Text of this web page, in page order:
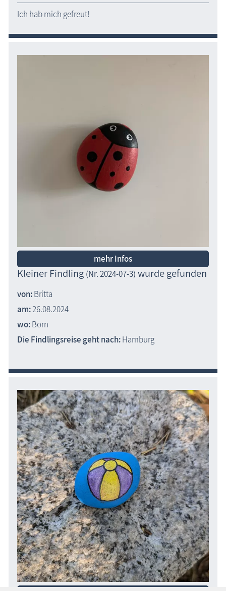
Ich hab mich gefreut!
mehr Infos
Kleiner Findling (Nr. 2024-07-3) wurde gefunden
von:Britta
am:26.08.2024
wo:Born
Die Findlingsreise geht nach:Hamburg